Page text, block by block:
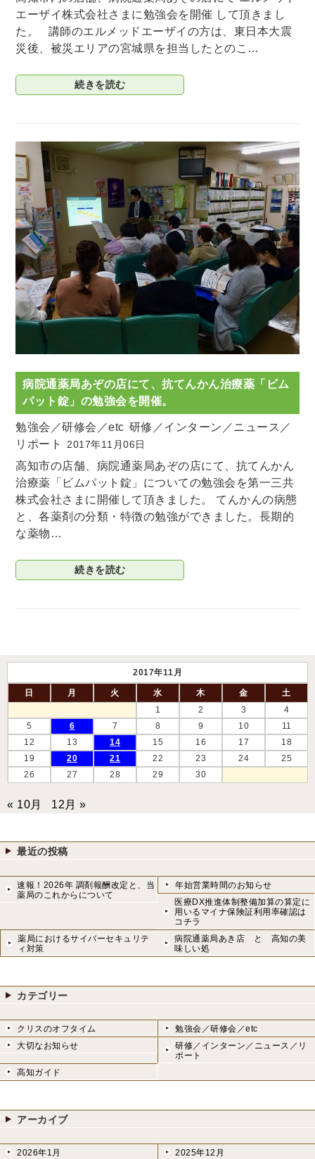
エーザイ株式会社さまに勉強会を開催 して頂きまし
た。 講師のエルメッドエーザイの方は、東日本大震
災後、被災エリアの宮城県を担当したとのこ…
続きを読む
病院通薬局あぞの店にて、抗てんかん治療薬「ビム
パット錠」の勉強会を開催。
勉強会／研修会／etc 研修／インターン／ニュース／
リポート
2017年11月06日
高知市の店舗、病院通薬局あぞの店にて、抗てんかん
治療薬「ビムパット錠」についての勉強会を第一三共
株式会社さまに開催して頂きました。 てんかんの病態
と、各薬剤の分類・特徴の勉強ができました。長期的
な薬物…
続きを読む
2017年11月
日 月 火 水 木 金
土
1
2 3
4
5
6 7 8 9 10
11
12
13 14 15 16 17
18
19
20 21 22 23 24
25
26
27 28 29 30
« 10月 12月 »
最近の投稿
速報！2026年 調剤報酬改定と、当
薬局のこれからについて
年始営業時間のお知らせ
医療DX推進体制整備加算の算定に
用いるマイナ保険証利用率確認は
コチラ
薬局におけるサイバーセキュリテ
ィ対策
病院通薬局あき店 と 高知の美
味しい処
カテゴリー
クリスのオフタイム
勉強会／研修会／etc
大切なお知らせ
研修／インターン／ニュース／リ
ポート
高知ガイド
アーカイブ
2026年1月
2025年12月